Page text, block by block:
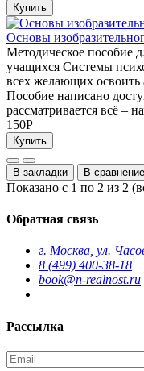
Купить
Основы
Методическое пособие
учащихся Системы
всех желающих освоить
Пособие написано
рассматривается всё –
150Р
Купить
В закладки В сравнение
Показано с 1 по 2 из 2
Обратная связь
г. Москва, ул.
8 (499) 400-38-18
book@n-realnost.ru
Рассылка